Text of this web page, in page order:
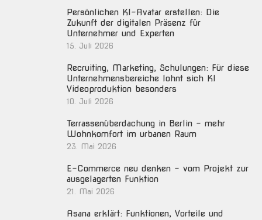
Persönlichen KI-Avatar erstellen: Die
Zukunft der digitalen Präsenz für
Unternehmer und Experten
15. Juli 2026
Recruiting, Marketing, Schulungen: Für diese
Unternehmensbereiche lohnt sich KI
Videoproduktion besonders
10. Juli 2026
Terrassenüberdachung in Berlin – mehr
Wohnkomfort im urbanen Raum
23. Mai 2026
E-Commerce neu denken – vom Projekt zur
ausgelagerten Funktion
21. Mai 2026
Asana erklärt: Funktionen, Vorteile und